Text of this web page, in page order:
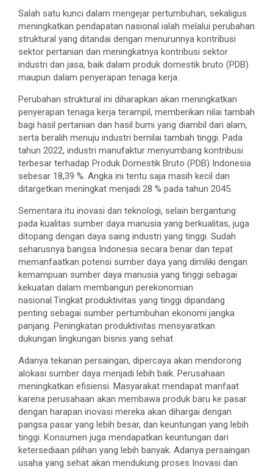
Salah satu kunci dalam mengejar pertumbuhan, sekaligus
meningkatkan pendapatan nasional ialah melalui perubahan
struktural yang ditandai dengan menurunnya kontribusi
sektor pertanian dan meningkatnya kontribusi sektor
industri dan jasa, baik dalam produk domestik bruto (PDB)
maupun dalam penyerapan tenaga kerja.
Perubahan struktural ini diharapkan akan meningkatkan
penyerapan tenaga kerja terampil, memberikan nilai tambah
bagi hasil pertanian dan hasil bumi yang diambil dari alam,
serta beralih menuju industri bernilai tambah tinggi. Pada
tahun 2022, industri manufaktur menyumbang kontribusi
terbesar terhadap Produk Domestik Bruto (PDB) Indonesia
sebesar 18,39 %. Angka ini tentu saja masih kecil dan
ditargetkan meningkat menjadi 28 % pada tahun 2045.
Sementara itu inovasi dan teknologi, selain bergantung
pada kualitas sumber daya manusia yang berkualitas, juga
ditopang dengan daya saing industri yang tinggi. Sudah
seharusnya bangsa Indonesia secara benar dan tepat
memanfaatkan potensi sumber daya yang dimiliki dengan
kemampuan sumber daya manusia yang tinggi sebagai
kekuatan dalam membangun perekonomian
nasional.Tingkat produktivitas yang tinggi dipandang
penting sebagai sumber pertumbuhan ekonomi jangka
panjang. Peningkatan produktivitas mensyaratkan
dukungan lingkungan bisnis yang sehat.
Adanya tekanan persaingan, dipercaya akan mendorong
alokasi sumber daya menjadi lebih baik. Perusahaan
meningkatkan efisiensi. Masyarakat mendapat manfaat
karena perusahaan akan membawa produk baru ke pasar
dengan harapan inovasi mereka akan dihargai dengan
pangsa pasar yang lebih besar, dan keuntungan yang lebih
tinggi. Konsumen juga mendapatkan keuntungan dari
ketersediaan pilihan yang lebih banyak. Adanya persaingan
usaha yang sehat akan mendukung proses Inovasi dan